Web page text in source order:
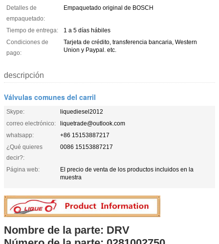
Detalles de
empaquetado:
Empaquetado original de BOSCH
Tiempo de entrega:
1 a 5 días hábiles
Condiciones de
pago:
Tarjeta de crédito, transferencia bancaria, Western
Union y Paypal. etc.
descripción
Válvulas comunes del carril
Skype:
liquediesel2012
correo electrónico:
liquetrade@outlook.com
whatsapp:
+86 15153887217
¿Qué quieres
decir?:
0086 15153887217
Página web:
El precio de venta de los productos incluidos en la
muestra
Nombre de la parte: DRV